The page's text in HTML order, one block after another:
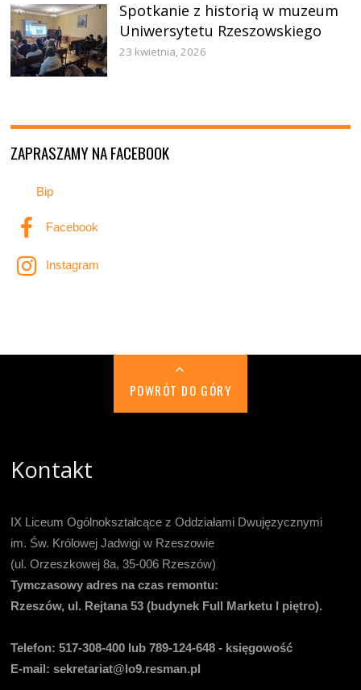
Spotkanie z historią w muzeum
Uniwersytetu Rzeszowskiego
23 kwietnia, 2026
ZAPRASZAMY NA FACEBOOK
Bip
Facebook
Instagram
POWRÓT DO GÓRY
Kontakt
IX Liceum Ogólnokształcące z Oddziałami Dwujęzycznymi
im. Św. Królowej Jadwigi w Rzeszowie
(ul. Orzeszkowej 8a, 35-006 Rzeszów)
Tymczasowy adres na czas remontu:
Rzeszów, ul. Rejtana 53 (budynek Full Marketu I piętro).
Telefon:517-308-400 lub 789-124-648 - księgowość
E-mail: sekretariat@lo9.resman.pl